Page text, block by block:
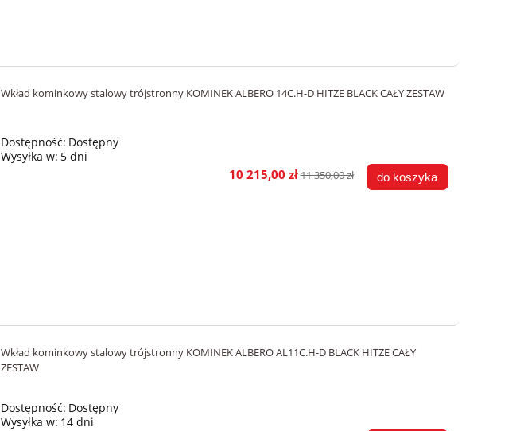
Wkład kominkowy stalowy trójstronny KOMINEK ALBERO 14C.H-D HITZE BLACK CAŁY ZESTAW
Dostępność: Dostępny
Wysyłka w: 5 dni
10 215,00 zł11 350,00 zł do koszyka
Wkład kominkowy stalowy trójstronny KOMINEK ALBERO AL11C.H-D BLACK HITZE CAŁY
ZESTAW
Dostępność: Dostępny
Wysyłka w: 14 dni